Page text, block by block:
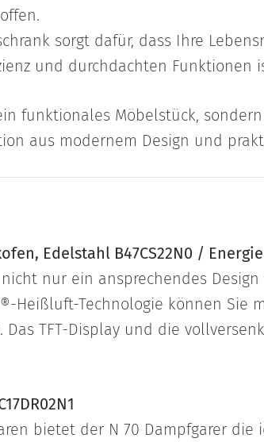
sorgt dafür, dass Ihre
und durchdachten
funktionales Möbelstück,
aus modernem Design und
Edelstahl B47CS22N0 /
nur ein ansprechendes
Heißluft-Technologie können Sie
Das TFT-Display und die
bietet der N 70 Dampfgarer die